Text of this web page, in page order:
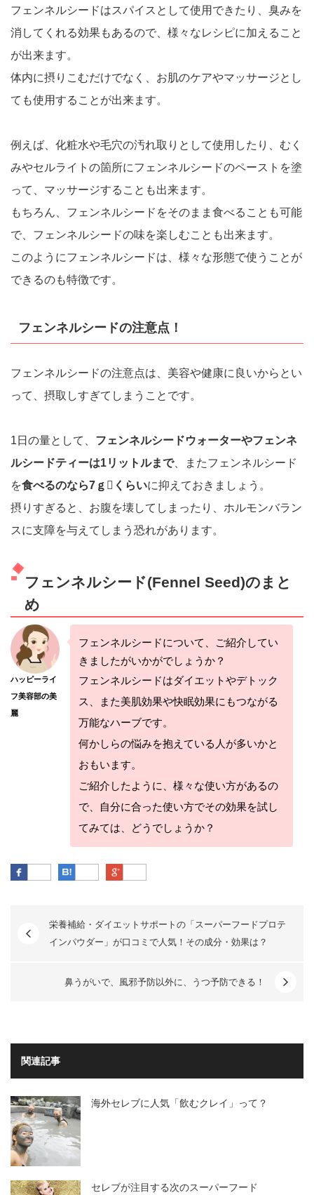
フェンネルシードはスパイスとして使用できたり、臭みを
消してくれる効果もあるので、様々なレシピに加えること
が出来ます。
体内に摂りこむだけでなく、お肌のケアやマッサージとし
ても使用することが出来ます。
例えば、化粧水や毛穴の汚れ取りとして使用したり、むく
みやセルライトの箇所にフェンネルシードのペーストを塗
って、マッサージすることも出来ます。
もちろん、フェンネルシードをそのまま食べることも可能
で、フェンネルシードの味を楽しむことも出来ます。
このようにフェンネルシードは、様々な形態で使うことが
できるのも特徴です。
フェンネルシードの注意点！
フェンネルシードの注意点は、美容や健康に良いからとい
って、摂取しすぎてしまうことです。
1日の量として、 フェンネルシードウォーターやフェンネ
ルシードティーは1リットルまで、またフェンネルシード
を食べるのなら7ｇくらいに抑えておきましょう。
摂りすぎると、お腹を壊してしまったり、ホルモンバラン
スに支障を与えてしまう恐れがあります。
フェンネルシード(Fennel Seed)のまと
め
ハッピーライ
フ美容部の美
麗
フェンネルシードについて、ご紹介してい
きましたがいかがでしょうか？
フェンネルシードはダイエットやデトック
ス、また美肌効果や快眠効果にもつながる
万能なハーブです。
何かしらの悩みを抱えている人が多いかと
おもいます。
ご紹介したように、様々な使い方があるの
で、自分に合った使い方でその効果を試し
てみては、どうでしょうか？
Facebook はてなブックマーク
栄養補給・ダイエットサポートの「スーパーフードプロテ
インパウダー」が口コミで人気！その成分・効果は？
鼻うがいで、風邪予防以外に、うつ予防できる！
関連記事
海外セレブに人気「飲むクレイ」って？
セレブが注目する次のスーパーフード